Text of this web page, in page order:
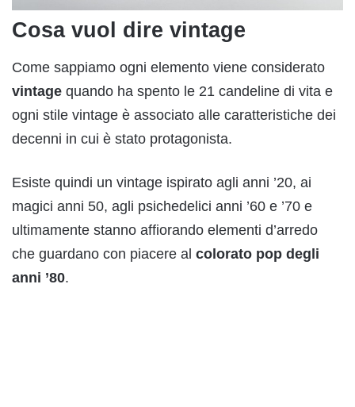
Cosa vuol dire vintage
Come sappiamo ogni elemento viene considerato
vintage quando ha spento le 21 candeline di vita e
ogni stile vintage è associato alle caratteristiche dei
decenni in cui è stato protagonista.
Esiste quindi un vintage ispirato agli anni ’20, ai
magici anni 50, agli psichedelici anni ’60 e ’70 e
ultimamente stanno affiorando elementi d’arredo
che guardano con piacere al colorato pop degli
anni ’80.